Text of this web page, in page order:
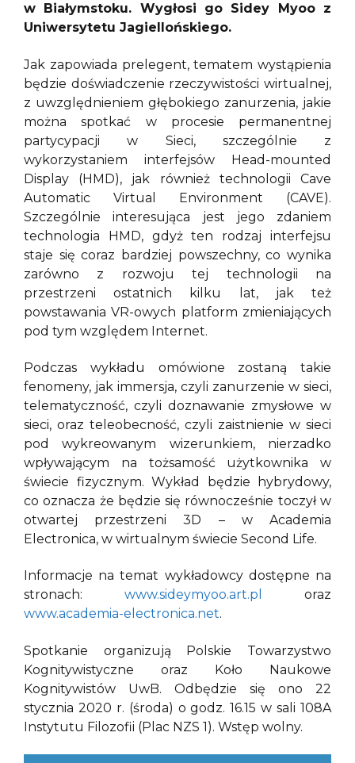
w Białymstoku. Wygłosi go Sidey Myoo z
Uniwersytetu Jagiellońskiego.
Jak zapowiada prelegent, tematem wystąpienia
będzie doświadczenie rzeczywistości wirtualnej,
z uwzględnieniem głębokiego zanurzenia, jakie
można spotkać w procesie permanentnej
partycypacji w Sieci, szczególnie z
wykorzystaniem interfejsów Head-mounted
Display (HMD), jak również technologii Cave
Automatic Virtual Environment (CAVE).
Szczególnie interesująca jest jego zdaniem
technologia HMD, gdyż ten rodzaj interfejsu
staje się coraz bardziej powszechny, co wynika
zarówno z rozwoju tej technologii na
przestrzeni ostatnich kilku lat, jak też
powstawania VR-owych platform zmieniających
pod tym względem Internet.
Podczas wykładu omówione zostaną takie
fenomeny, jak immersja, czyli zanurzenie w sieci,
telematyczność, czyli doznawanie zmysłowe w
sieci, oraz teleobecność, czyli zaistnienie w sieci
pod wykreowanym wizerunkiem, nierzadko
wpływającym na tożsamość użytkownika w
świecie fizycznym. Wykład będzie hybrydowy,
co oznacza że będzie się równocześnie toczył w
otwartej przestrzeni 3D – w Academia
Electronica, w wirtualnym świecie Second Life.
Informacje na temat wykładowcy dostępne na
stronach: www.sideymyoo.art.pl
oraz
www.academia-electronica.net.
Spotkanie organizują Polskie Towarzystwo
Kognitywistyczne oraz Koło Naukowe
Kognitywistów UwB. Odbędzie się ono 22
stycznia 2020 r. (środa) o godz. 16.15 w sali 108A
Instytutu Filozofii (Plac NZS 1). Wstęp wolny.